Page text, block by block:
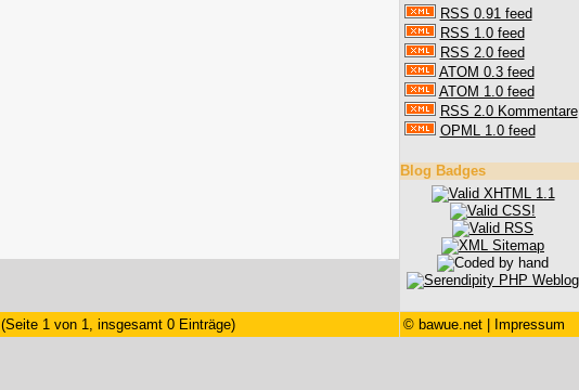
RSS 0.91 feed
RSS 1.0 feed
RSS 2.0 feed
ATOM 0.3 feed
ATOM 1.0 feed
RSS 2.0 Kommentare
OPML 1.0 feed
Blog Badges
(Seite 1 von 1, insgesamt 0 Einträge) © bawue.net| Impressum